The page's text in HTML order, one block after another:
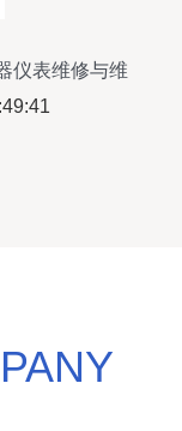
仪表维修与维